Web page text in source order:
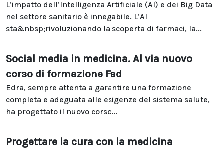
L’impatto dell’Intelligenza Artificiale (AI) e dei Big Data
nel settore sanitario è innegabile. L’AI
sta&nbsp;rivoluzionando la scoperta di farmaci, la...
Social media in medicina. Al via nuovo
corso di formazione Fad
Edra, sempre attenta a garantire una formazione
completa e adeguata alle esigenze del sistema salute,
ha progettato il nuovo corso...
Progettare la cura con la medicina